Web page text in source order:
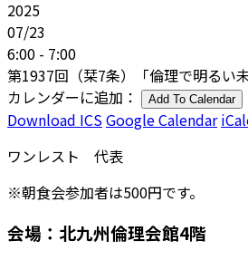
2025
07/23
6:00 - 7:00
第1937回（栞7条）「倫理で明る
カレンダーに追加：
Add To Calendar
Download ICSGoogle Calendar
ワンレスト 代表
※朝食会参加者は500円です。
会場：北九州倫理会館4階